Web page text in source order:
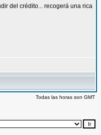
del crédito... recogerá una rica
Todas las horas son GMT